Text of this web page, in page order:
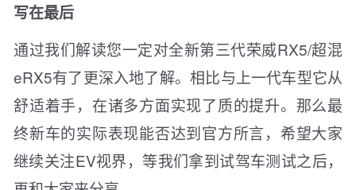
写在最后
通过我们解读您一定对全新第三代荣威RX5/超混
eRX5有了更深入地了解。相比与上一代车型它从
舒适着手，在诸多方面实现了质的提升。那么最
终新车的实际表现能否达到官方所言，希望大家
继续关注EV视界，等我们拿到试驾车测试之后，